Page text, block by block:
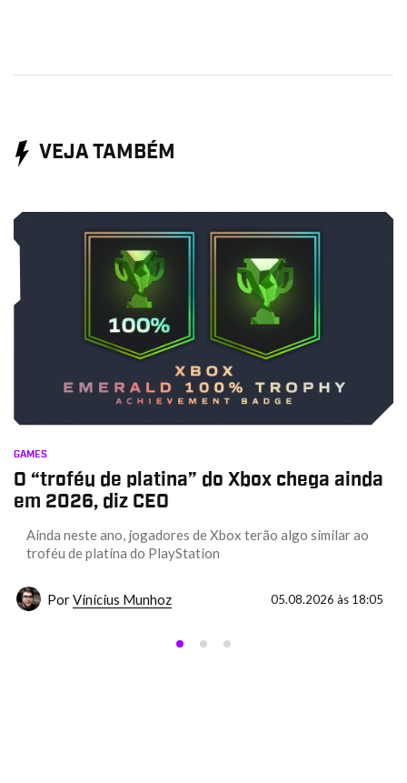
VEJA TAMBÉM
GAMES
O “troféu de platina” do Xbox chega ainda
em 2026, diz CEO
Ainda neste ano, jogadores de Xbox terão algo similar ao
troféu de platina do PlayStation
PorVinícius Munhoz 05.08.2026 às 18:05